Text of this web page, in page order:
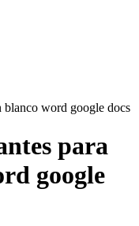
blanco word google docs
para
google